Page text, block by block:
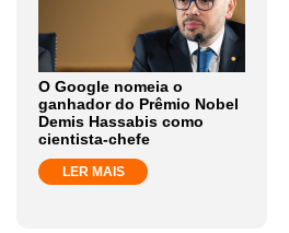
O Google nomeia o
ganhador do Prêmio Nobel
Demis Hassabis como
cientista-chefe
LER MAIS